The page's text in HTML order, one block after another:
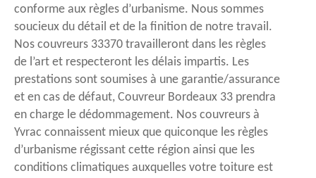
conforme aux règles d’urbanisme. Nous sommes
soucieux du détail et de la finition de notre travail.
Nos couvreurs 33370 travailleront dans les règles
de l’art et respecteront les délais impartis. Les
prestations sont soumises à une garantie/assurance
et en cas de défaut, Couvreur Bordeaux 33 prendra
en charge le dédommagement. Nos couvreurs à
Yvrac connaissent mieux que quiconque les règles
d’urbanisme régissant cette région ainsi que les
conditions climatiques auxquelles votre toiture est